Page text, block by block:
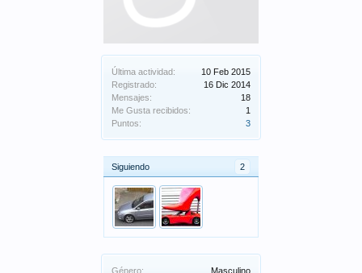
Última actividad:
10 Feb 2015
Registrado:
16 Dic 2014
Mensajes:
18
Me Gusta recibidos:
1
Puntos:
3
Siguiendo 2
Género: Masculino